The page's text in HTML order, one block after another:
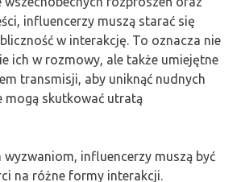
influencerzy muszą starać się
w interakcję. To oznacza nie
ich w rozmowy, ale także umiejętne
transmisji, aby uniknąć nudnych
mogą skutkować utratą
influencerzy muszą być
na różne formy interakcji.